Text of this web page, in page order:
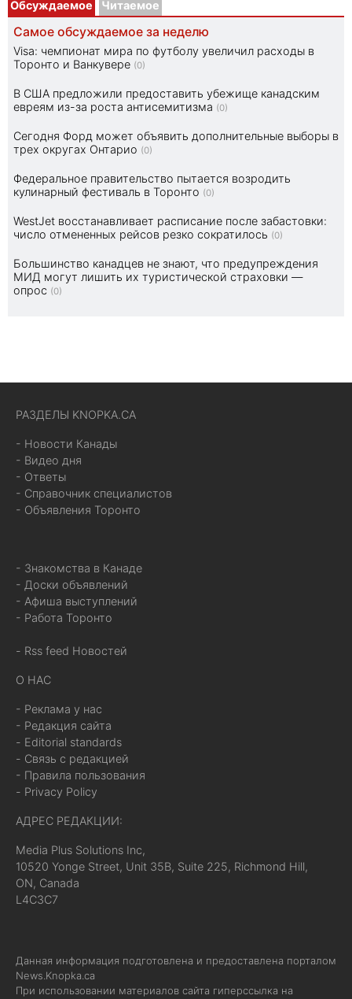
Обсуждаемое Читаемое
Самое обсуждаемое за неделю
Visa: чемпионат мира по футболу увеличил расходы в
Торонто и Ванкувере (0)
В США предложили предоставить убежище канадским
евреям из-за роста антисемитизма (0)
Сегодня Форд может объявить дополнительные выборы в
трех округах Онтарио (0)
Федеральное правительство пытается возродить
кулинарный фестиваль в Торонто (0)
WestJet восстанавливает расписание после забастовки:
число отмененных рейсов резко сократилось (0)
Большинство канадцев не знают, что предупреждения
МИД могут лишить их туристической страховки —
опрос (0)
РАЗДЕЛЫ KNOPKA.CA
- Новости Канады
- Видео дня
- Ответы
- Справочник специалистов
- Объявления Торонто
- Знакомства в Канаде
- Доски объявлений
- Афиша выступлений
- Работа Торонто
- Rss feed Новостей
О НАС
- Реклама у нас
- Редакция сайта
- Editorial standards
- Связь с редакцией
- Правила пользования
- Privacy Policy
АДРЕС РЕДАКЦИИ:
Media Plus Solutions Inc,
10520 Yonge Street, Unit 35B, Suite 225, Richmond Hill,
ON, Canada
L4C3C7
Данная информация подготовлена и предоставлена порталом
News.Knopka.ca
При использовании материалов сайта гиперссылка на